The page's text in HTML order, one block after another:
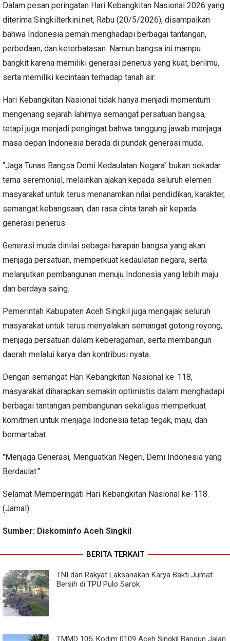
Dalam pesan peringatan Hari Kebangkitan Nasional 2026 yang
diterima Singkilterkini.net, Rabu (20/5/2026), disampaikan
bahwa Indonesia pernah menghadapi berbagai tantangan,
perbedaan, dan keterbatasan. Namun bangsa ini mampu
bangkit karena memiliki generasi penerus yang kuat, berilmu,
serta memiliki kecintaan terhadap tanah air.
Hari Kebangkitan Nasional tidak hanya menjadi momentum
mengenang sejarah lahirnya semangat persatuan bangsa,
tetapi juga menjadi pengingat bahwa tanggung jawab menjaga
masa depan Indonesia berada di pundak generasi muda.
"Jaga Tunas Bangsa Demi Kedaulatan Negara" bukan sekadar
tema seremonial, melainkan ajakan kepada seluruh elemen
masyarakat untuk terus menanamkan nilai pendidikan, karakter,
semangat kebangsaan, dan rasa cinta tanah air kepada
generasi penerus.
Generasi muda dinilai sebagai harapan bangsa yang akan
menjaga persatuan, memperkuat kedaulatan negara, serta
melanjutkan pembangunan menuju Indonesia yang lebih maju
dan berdaya saing.
Pemerintah Kabupaten Aceh Singkil juga mengajak seluruh
masyarakat untuk terus menyalakan semangat gotong royong,
menjaga persatuan dalam keberagaman, serta membangun
daerah melalui karya dan kontribusi nyata.
Dengan semangat Hari Kebangkitan Nasional ke-118,
masyarakat diharapkan semakin optimistis dalam menghadapi
berbagai tantangan pembangunan sekaligus memperkuat
komitmen untuk menjaga Indonesia tetap tegak, maju, dan
bermartabat.
"Menjaga Generasi, Menguatkan Negeri, Demi Indonesia yang
Berdaulat."
Selamat Memperingati Hari Kebangkitan Nasional ke-118.
(Jamal)
Sumber: Diskominfo Aceh Singkil
BERITA TERKAIT
TNI dan Rakyat Laksanakan Karya Bakti Jumat
Bersih di TPU Pulo Sarok